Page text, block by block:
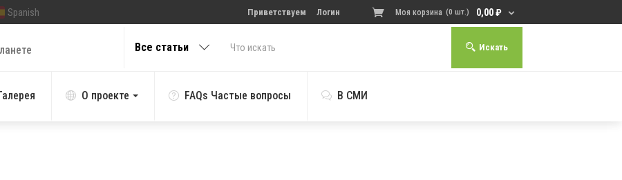
Spanish Приветствуем Логин Моя корзина (0 шт.) 0,00₽
Все статьи Искать
О проекте FAQs Частые вопросы В СМИ